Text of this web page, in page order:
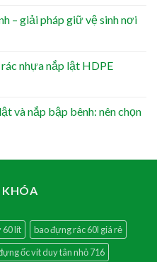
– giải pháp giữ vệ sinh nơi
nhựa nắp lật HDPE
và nắp bập bênh: nên chọn
60 lít
bao đựng rác 60l giá rẻ
ốc vít duy tân nhỏ 716